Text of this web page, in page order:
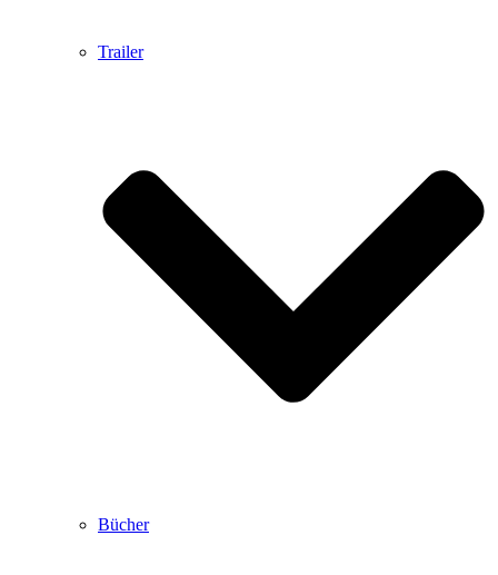
Trailer
Bücher